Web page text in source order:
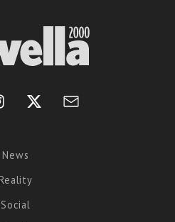
News
Social